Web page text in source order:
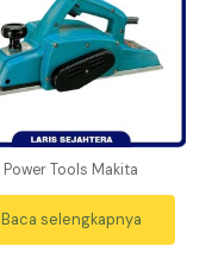
Power Tools Makita
Baca selengkapnya